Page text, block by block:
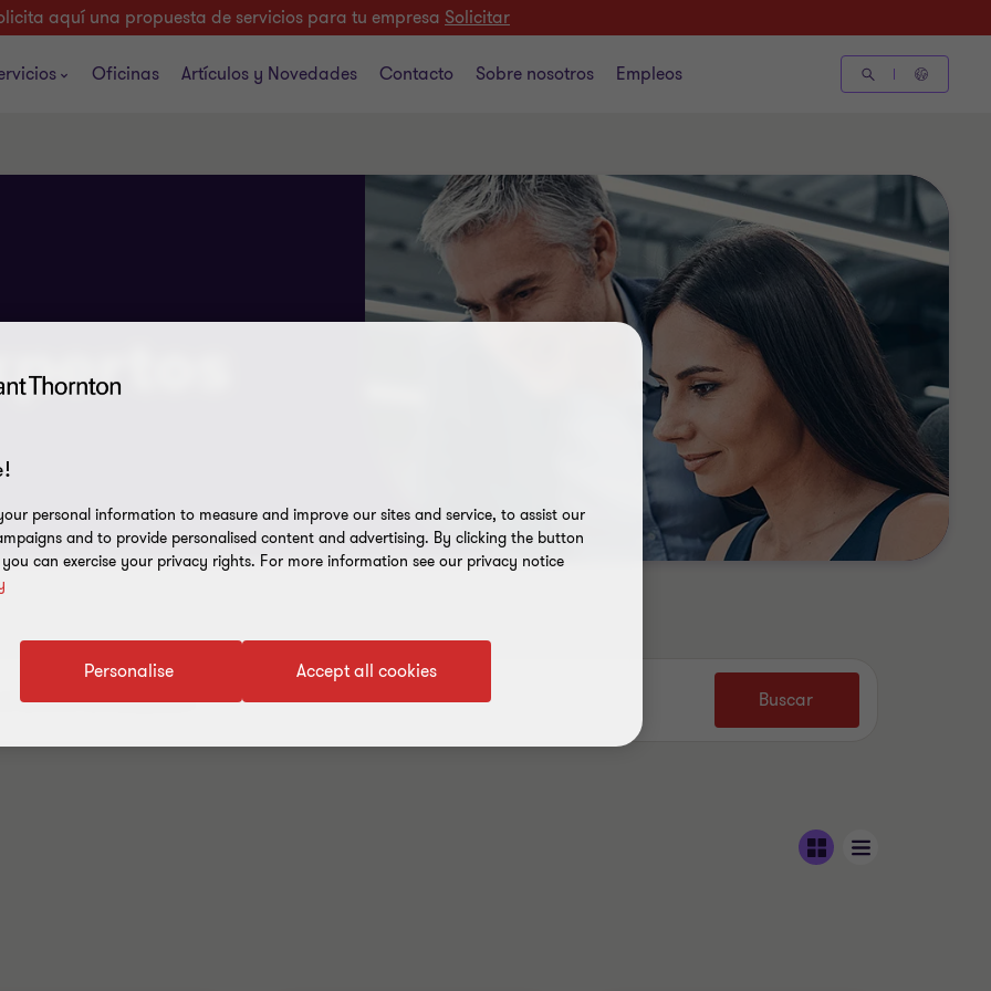
aquí una propuesta de servicios para tu empresa Solicitar
Oficinas Artículos y Novedades Contacto Sobre nosotros Empleos
Buscar
personal information to measure and improve our sites and service, to assist our
and to provide personalised content and advertising. By clicking the button
can exercise your privacy rights. For more information see our privacy notice
Accept all cookies
Personalise